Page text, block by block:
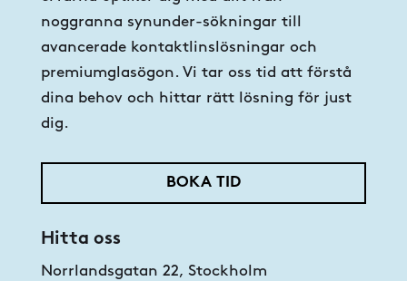
att reflektera förändringar i vår praxis. Vi
ändringar genom att publicera den
uppdaterade policyn på vår webbplats eller
skicka en notis via e-post.
noggranna synunder-sökningar till
avancerade kontaktlinslösningar och
premiumglasögon. Vi tar oss tid att förstå
dina behov och hittar rätt lösning för just
dig.
BOKA TID
Hitta oss
Norrlandsgatan 22, Stockholm